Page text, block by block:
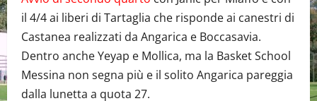
il 4/4 ai liberi di Tartaglia che risponde ai canestri di
Castanea realizzati da Angarica e Boccasavia.
Dentro anche Yeyap e Mollica, ma la Basket School
Messina non segna più e il solito Angarica pareggia
dalla lunetta a quota 27.